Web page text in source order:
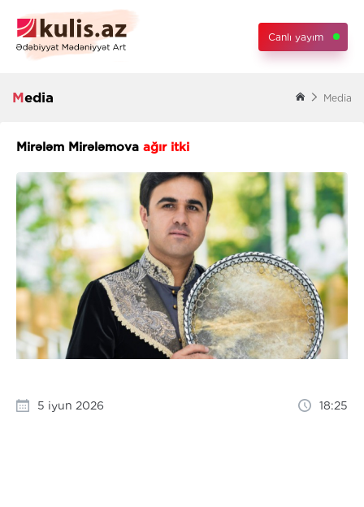
Canlı yayım
Media Media
Mirələm Mirələmova ağır itki
5 iyun 2026 18:25